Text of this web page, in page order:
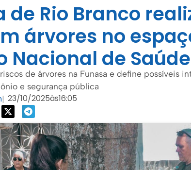
de Rio Branco
árvores no
Nacional de Saúde
de árvores na Funasa e define possíveis
e segurança pública
| 23/10/2025às16:05